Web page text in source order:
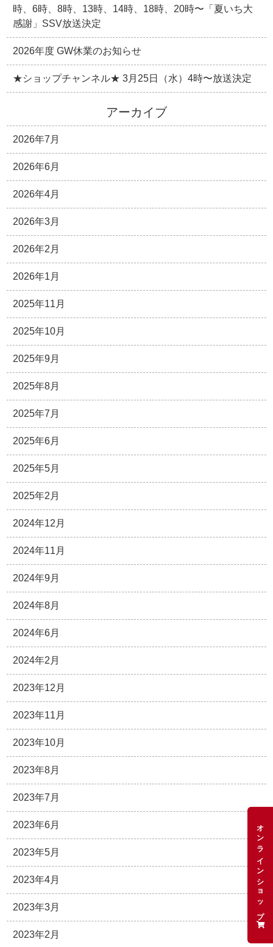
時、6時、8時、13時、14時、18時、20時〜「夏いち大
感謝」SSV放送決定
2026年度 GW休業のお知らせ
★ショップチャンネル★ 3月25日（水）4時〜放送決定
アーカイブ
2026年7月
2026年6月
2026年4月
2026年3月
2026年2月
2026年1月
2025年11月
2025年10月
2025年9月
2025年8月
2025年7月
2025年6月
2025年5月
2025年2月
2024年12月
2024年11月
2024年9月
2024年8月
2024年6月
2024年2月
2023年12月
2023年11月
2023年10月
2023年8月
2023年7月
2023年6月
2023年5月
2023年4月
2023年3月
2023年2月
オンラインショップ